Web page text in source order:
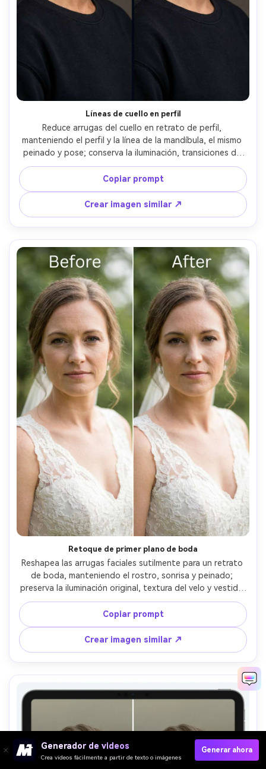
Líneas de cuello en perfil
Reduce arrugas del cuello en retrato de perfil,
manteniendo el perfil y la línea de la mandíbula, el mismo
peinado y pose; conserva la iluminación, transiciones de
sombra y detalles de fondo mientras mantiene el escote
intacto, preservando costuras del atuendo --ar 4:5
Copiar prompt
Crear imagen similar ↗
Retoque de primer plano de boda
Reshapea las arrugas faciales sutilmente para un retrato
de boda, manteniendo el rostro, sonrisa y peinado;
preserva la iluminación original, textura del velo y vestido
y costuras finas del atuendo para que el look sea
auténtico, preservando proporciones realistas --ar 4:5
Copiar prompt
Crear imagen similar ↗
Generador de videos
Crea videos fácilmente a partir de texto o imágenes
Generar ahora